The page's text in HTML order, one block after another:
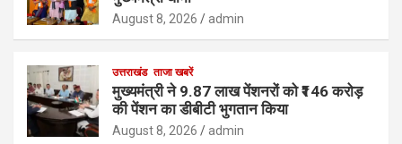
August 8, 2026 admin
उत्तराखंड ताजा खबरें
मुख्यमंत्री ने 9.87 लाख पेंशनरों को ₹146 करोड़
की पेंशन का डीबीटी भुगतान किया
August 8, 2026 admin